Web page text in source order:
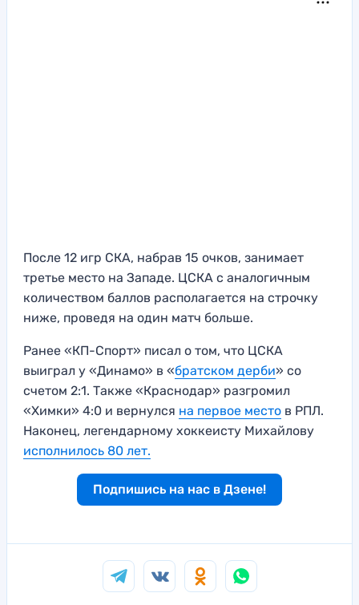
После 12 игр СКА, набрав 15 очков, занимает
третье место на Западе. ЦСКА с аналогичным
количеством баллов располагается на строчку
ниже, проведя на один матч больше.
Ранее «КП-Спорт» писал о том, что ЦСКА
выиграл у «Динамо» в «братском дерби» со
счетом 2:1. Также «Краснодар» разгромил
«Химки» 4:0 и вернулся на первое место в РПЛ.
Наконец, легендарному хоккеисту Михайлову
исполнилось 80 лет.
Подпишись на нас в Дзене!